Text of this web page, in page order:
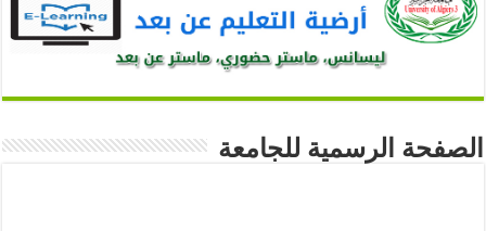
الصفحة الرسمية للجامعة